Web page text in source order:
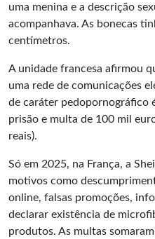
uma menina e a descrição
acompanhava. As bonecas
centímetros.
A unidade francesa afirmou
uma rede de comunicações
de caráter pedopornográfico
prisão e multa de 100 mil
reais).
Só em 2025, na França, a
motivos como
online, falsas promoções,
declarar existência de
produtos. As multas